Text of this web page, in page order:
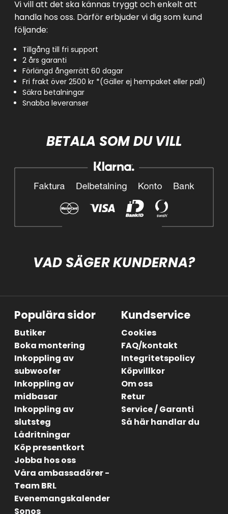
Vi vill att det ska kännas tryggt och enkelt att
handla hos oss. Därför erbjuder vi dig som kund
följande:
Tillgång till fri support
2 års garanti
Förlängd ångerrätt 60 dagar
Fri frakt över 2500 kr *(Gäller ej hempaket eller pall)
Säkra betalningar
Snabba leveranser
BETALA SOM DU VILL
VAD SÄGER KUNDERNA?
Populära sidor
Butiker
Boka montering
Inkoppling av
subwoofer
Inkoppling av
midbasar
Inkoppling av
slutsteg
Lådritningar
Köp presentkort
Jobba hos oss
Våra ambassadörer -
Team BRL
Evenemangskalender
Sonos
Kundservice
Cookies
FAQ/kontakt
Integritetspolicy
Köpvillkor
Om oss
Retur
Service / Garanti
Så här handlar du